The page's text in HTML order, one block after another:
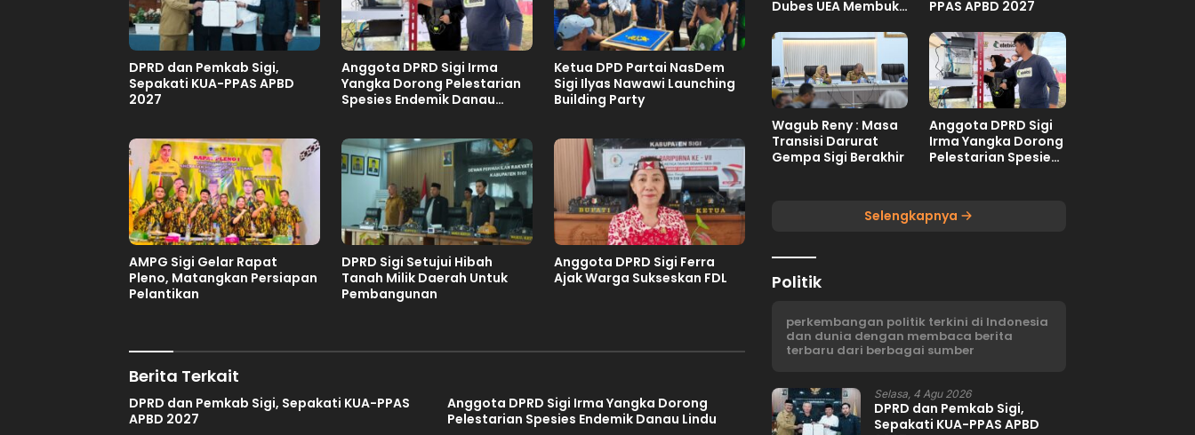
DPRD dan Pemkab Sigi,
Sepakati KUA-PPAS APBD
2027
Anggota DPRD Sigi Irma
Yangka Dorong Pelestarian
Spesies Endemik Danau
Ketua DPD Partai NasDem
Sigi Ilyas Nawawi Launching
Building Party
AMPG Sigi Gelar Rapat
Pleno, Matangkan Persiapan
Pelantikan
DPRD Sigi Setujui Hibah
Tanah Milik Daerah Untuk
Pembangunan
Anggota DPRD Sigi Ferra
Ajak Warga Sukseskan FDL
Berita Terkait
DPRD dan Pemkab Sigi, Sepakati KUA-PPAS
APBD 2027
Anggota DPRD Sigi Irma Yangka Dorong
Pelestarian Spesies Endemik Danau Lindu
Dubes UEA Membuka
Sulteng
PPAS APBD 2027
Wagub Reny : Masa
Transisi Darurat
Gempa Sigi Berakhir
Anggota DPRD Sigi
Irma Yangka Dorong
Pelestarian Spesies
Selengkapnya
Politik
perkembangan politik terkini di Indonesia
dan dunia dengan membaca berita
terbaru dari berbagai sumber
Selasa, 4 Agu 2026
DPRD dan Pemkab Sigi,
Sepakati KUA-PPAS APBD